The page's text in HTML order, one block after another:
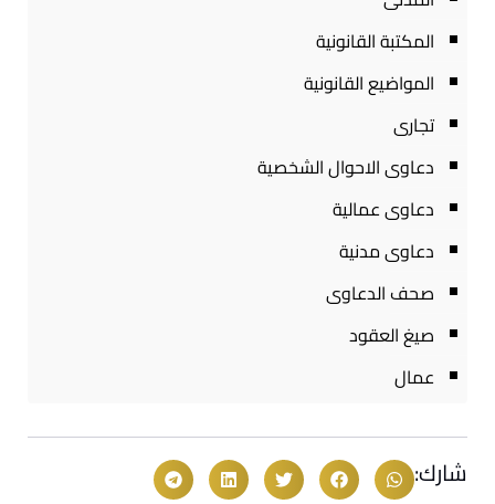
المكتبة القانونية
المواضيع القانونية
تجارى
دعاوى الاحوال الشخصية
دعاوى عمالية
دعاوى مدنية
صحف الدعاوى
صيغ العقود
عمال
شارك: